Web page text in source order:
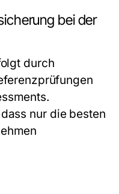
bei der
durch
nur die besten